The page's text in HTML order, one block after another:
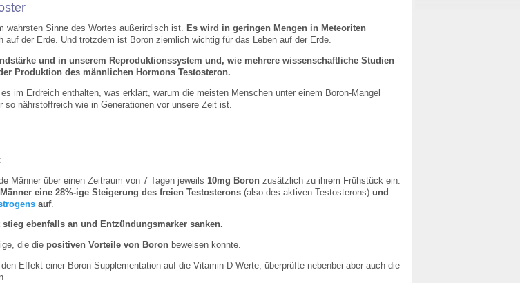
wahrsten Sinne des Wortes außerirdisch ist. Es wird in geringen Mengen in Meteoriten
auf der Erde. Und trotzdem ist Boron ziemlich wichtig für das Leben auf der Erde.
und in unserem Reproduktionssystem und, wie mehrere wissenschaftliche Studien
Produktion des männlichen Hormons Testosteron.
im Erdreich enthalten, was erklärt, warum die meisten Menschen unter einem Boron-Mangel
so nährstoffreich wie in Generationen vor unsere Zeit ist.
Männer über einen Zeitraum von 7 Tagen jeweils 10mg Boron zusätzlich zu ihrem Frühstück ein.
eine 28%-ige Steigerung des freien Testosterons (also des aktiven Testosterons) und
auf.
ebenfalls an und Entzündungsmarker sanken.
die die positiven Vorteile von Boron beweisen konnte.
Effekt einer Boron-Supplementation auf die Vitamin-D-Werte, überprüfte nebenbei aber auch die